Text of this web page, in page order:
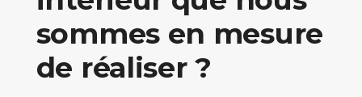
sommes en mesure
de réaliser ?